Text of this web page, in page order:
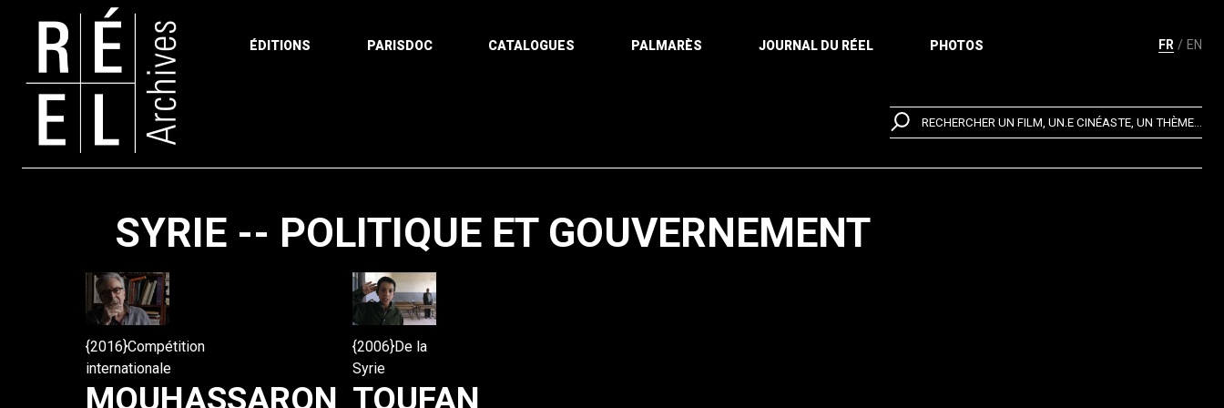
FR EN
ÉDITIONS PARISDOC CATALOGUES PALMARÈS JOURNAL DU RÉEL PHOTOS
RECHERCHER UN FILM, UN.E CINÉASTE, UN THÈME...
SYRIE -- POLITIQUE ET GOUVERNEMENT
{2016}Compétition
internationale
MOUHASSARON
{2006}De la
Syrie
TOUFAN